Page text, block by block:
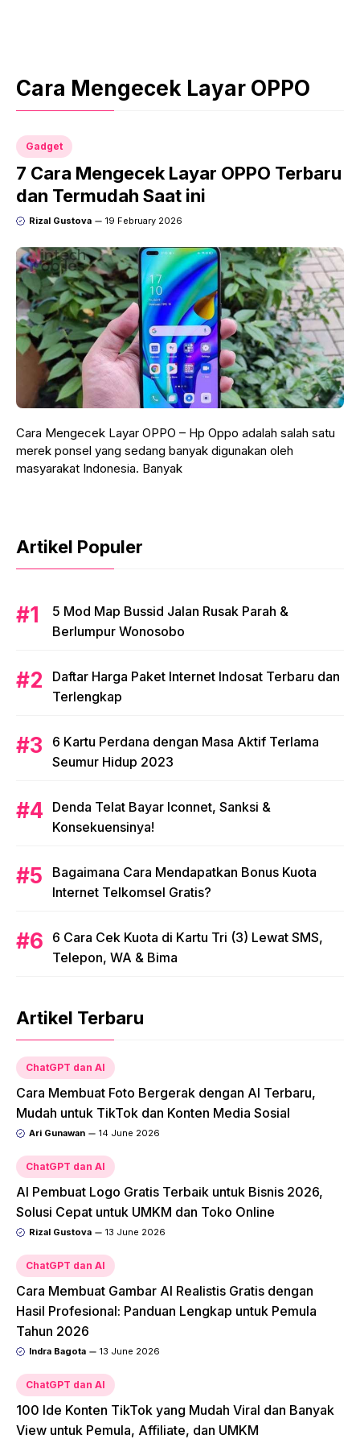
Cara Mengecek Layar OPPO
Gadget
7 Cara Mengecek Layar OPPO Terbaru
dan Termudah Saat ini
Rizal Gustova 19 February 2026
Cara Mengecek Layar OPPO – Hp Oppo adalah salah satu
merek ponsel yang sedang banyak digunakan oleh
masyarakat Indonesia. Banyak
Artikel Populer
5 Mod Map Bussid Jalan Rusak Parah &
Berlumpur Wonosobo
Daftar Harga Paket Internet Indosat Terbaru dan
Terlengkap
6 Kartu Perdana dengan Masa Aktif Terlama
Seumur Hidup 2023
Denda Telat Bayar Iconnet, Sanksi &
Konsekuensinya!
Bagaimana Cara Mendapatkan Bonus Kuota
Internet Telkomsel Gratis?
6 Cara Cek Kuota di Kartu Tri (3) Lewat SMS,
Telepon, WA & Bima
Artikel Terbaru
ChatGPT dan AI
Cara Membuat Foto Bergerak dengan AI Terbaru,
Mudah untuk TikTok dan Konten Media Sosial
Ari Gunawan 14 June 2026
ChatGPT dan AI
AI Pembuat Logo Gratis Terbaik untuk Bisnis 2026,
Solusi Cepat untuk UMKM dan Toko Online
Rizal Gustova 13 June 2026
ChatGPT dan AI
Cara Membuat Gambar AI Realistis Gratis dengan
Hasil Profesional: Panduan Lengkap untuk Pemula
Tahun 2026
Indra Bagota 13 June 2026
ChatGPT dan AI
100 Ide Konten TikTok yang Mudah Viral dan Banyak
View untuk Pemula, Affiliate, dan UMKM